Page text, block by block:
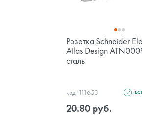
Розетка Schneider
Atlas Design
сталь
код: 111653
20.80 руб.